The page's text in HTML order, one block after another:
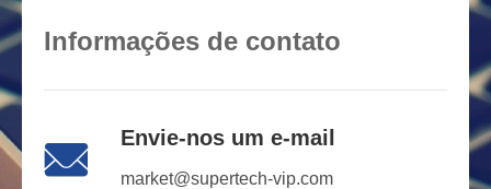
Informações de contato
 Envie-nos um e-mail
market@supertech-vip.com